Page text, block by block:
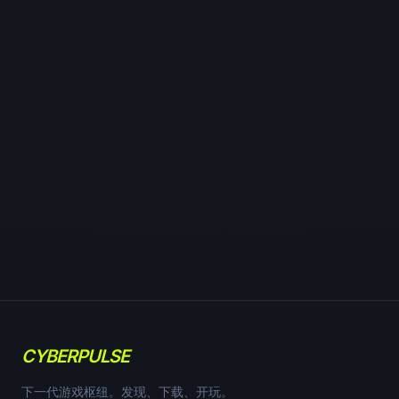
CYBERPULSE
下一代游戏枢纽。发现、下载、开玩。